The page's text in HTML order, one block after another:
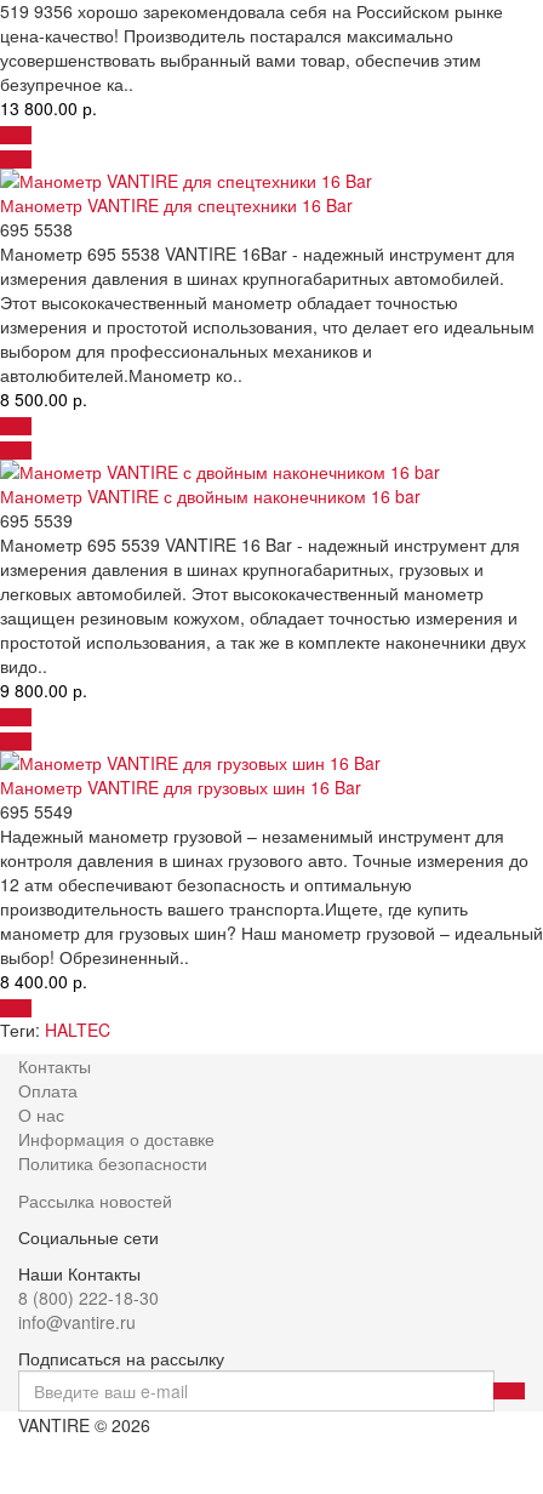
519 9356 хорошо зарекомендовала себя на Российском рынке
цена-качество! Производитель постарался максимально
усовершенствовать выбранный вами товар, обеспечив этим
безупречное ка..
13 800.00 р.
Манометр VANTIRE для спецтехники 16 Bar
695 5538
Манометр 695 5538 VANTIRE 16Bar - надежный инструмент для
измерения давления в шинах крупногабаритных автомобилей.
Этот высококачественный манометр обладает точностью
измерения и простотой использования, что делает его идеальным
выбором для профессиональных механиков и
автолюбителей.Манометр ко..
8 500.00 р.
Манометр VANTIRE с двойным наконечником 16 bar
695 5539
Манометр 695 5539 VANTIRE 16 Bar - надежный инструмент для
измерения давления в шинах крупногабаритных, грузовых и
легковых автомобилей. Этот высококачественный манометр
защищен резиновым кожухом, обладает точностью измерения и
простотой использования, а так же в комплекте наконечники двух
видо..
9 800.00 р.
Манометр VANTIRE для грузовых шин 16 Bar
695 5549
Надежный манометр грузовой – незаменимый инструмент для
контроля давления в шинах грузового авто. Точные измерения до
12 атм обеспечивают безопасность и оптимальную
производительность вашего транспорта.Ищете, где купить
манометр для грузовых шин? Наш манометр грузовой – идеальный
выбор! Обрезиненный..
8 400.00 р.
Теги: HALTEC
Контакты
Оплата
О нас
Информация о доставке
Политика безопасности
Рассылка новостей
Социальные сети
Наши Контакты
8 (800) 222-18-30
info@vantire.ru
Подписаться на рассылку
VANTIRE © 2026